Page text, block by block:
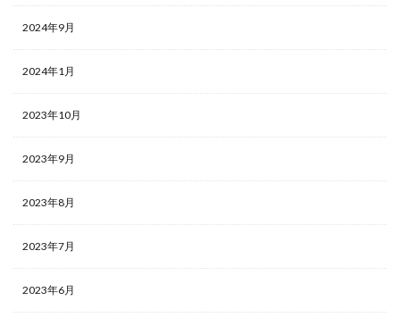
2024年9月
2024年1月
2023年10月
2023年9月
2023年8月
2023年7月
2023年6月